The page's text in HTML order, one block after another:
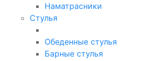
Наматрасники
Стулья
Обеденные стулья
Барные стулья